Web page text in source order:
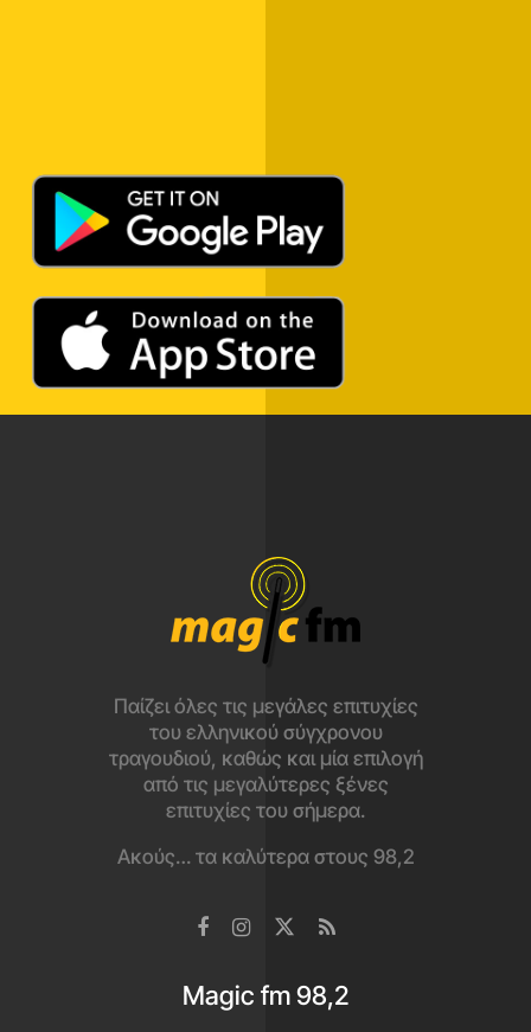
Παίζει όλες τις μεγάλες επιτυχίες
του ελληνικού σύγχρονου
τραγουδιού, καθώς και μία επιλογή
από τις μεγαλύτερες ξένες
επιτυχίες του σήμερα.
Ακούς… τα καλύτερα στους 98,2
Magic fm 98,2